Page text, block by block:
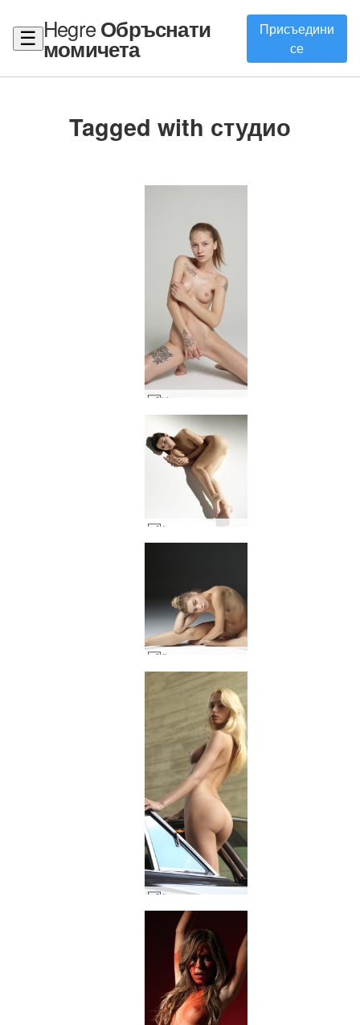
☰ HegreОбръснати
момичета
Присъедини
се
Tagged with студио